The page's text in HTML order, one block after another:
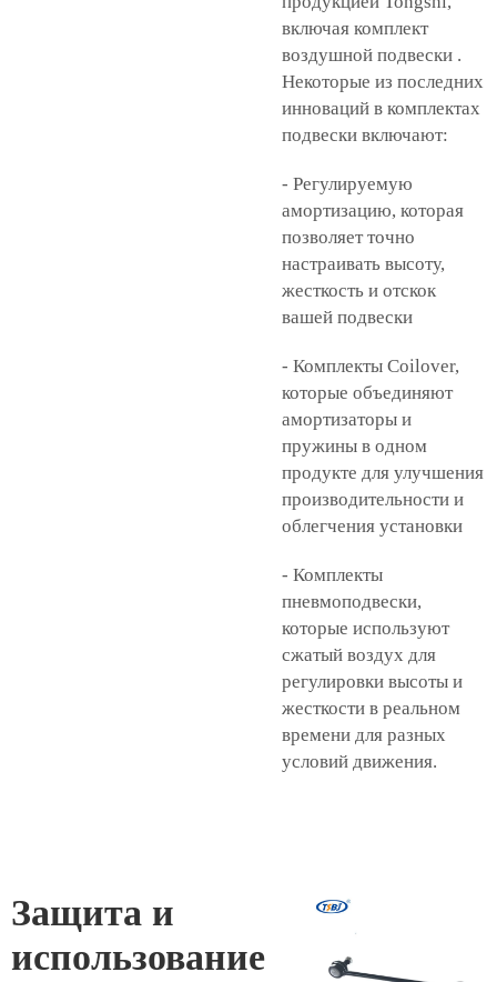
включая комплект
воздушной подвески .
Некоторые из последних
инноваций в комплектах
подвески включают:
- Регулируемую
амортизацию, которая
позволяет точно
настраивать высоту,
жесткость и отскок
вашей подвески
- Комплекты Coilover,
которые объединяют
амортизаторы и
пружины в одном
продукте для улучшения
производительности и
облегчения установки
- Комплекты
пневмоподвески,
которые используют
сжатый воздух для
регулировки высоты и
жесткости в реальном
времени для разных
условий движения.
Защита и
использование